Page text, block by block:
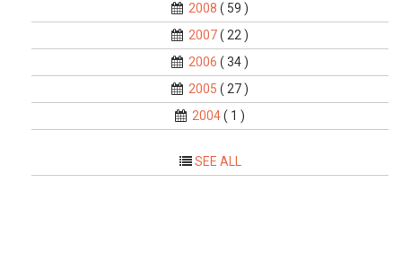
2008 ( 59 )
2007( 22 )
2006 ( 34 )
2005 ( 27 )
2004( 1 )
SEE ALL